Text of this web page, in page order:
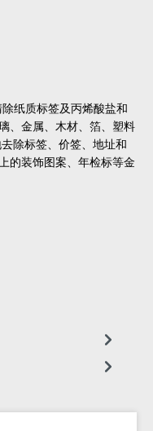
纸质标签及丙烯酸盐和
、金属、木材、箔、塑料
除标签、价签、地址和
的装饰图案、年检标等金